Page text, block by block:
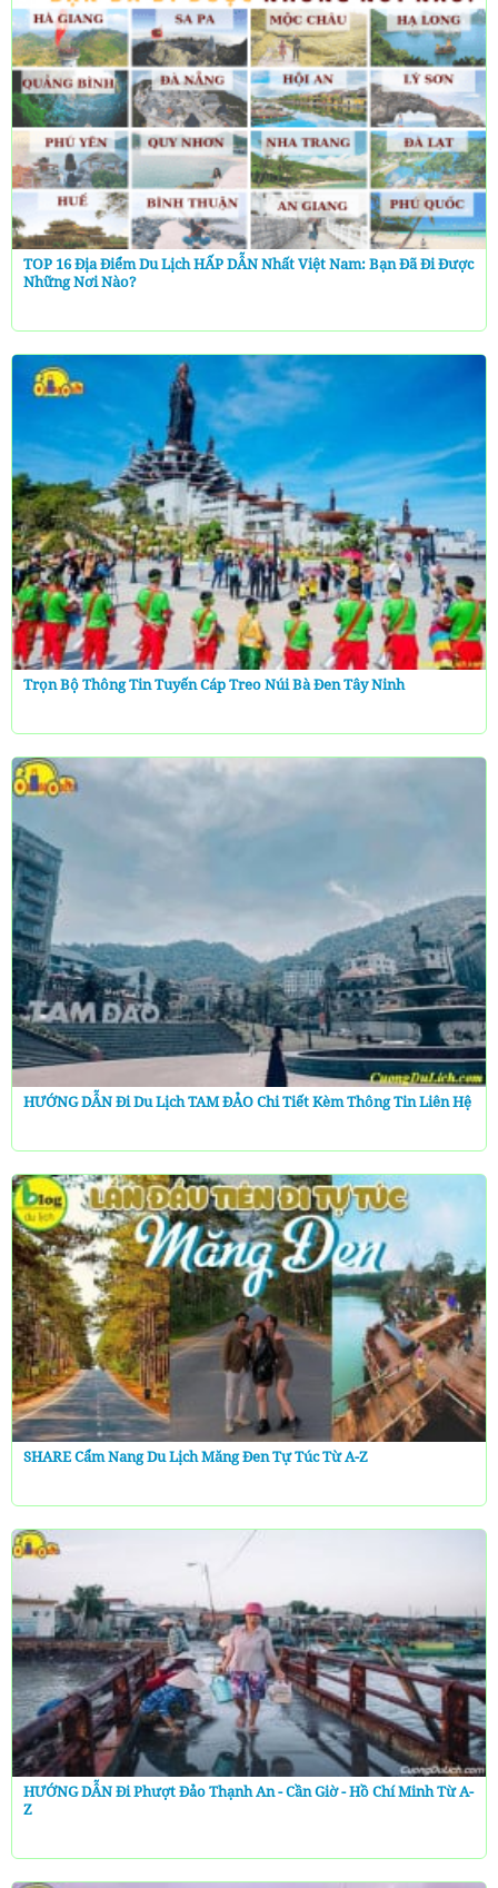
TOP 16 Địa Điểm Du Lịch HẤP DẪN Nhất Việt Nam: Bạn Đã Đi Được
Những Nơi Nào?
Trọn Bộ Thông Tin Tuyến Cáp Treo Núi Bà Đen Tây Ninh
HƯỚNG DẪN Đi Du Lịch TAM ĐẢO Chi Tiết Kèm Thông Tin Liên Hệ
SHARE Cẩm Nang Du Lịch Măng Đen Tự Túc Từ A-Z
HƯỚNG DẪN Đi Phượt Đảo Thạnh An - Cần Giờ - Hồ Chí Minh Từ A-
Z